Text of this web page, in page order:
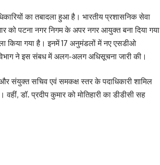
का तबादला हुआ है। भारतीय प्रशासनिक सेवा
पटना नगर निगम के अपर नगर आयुक्त बना दिया गया
किया गया है। इनमें 17 अनुमंडलों में नए एसडीओ
ने इस संबध में अलग-अलग अधिसूचना जारी की।
संयुक्त सचिव एवं समकक्ष स्तर के पदाधिकारी शामिल
डॉ. प्रदीप कुमार को मोतिहारी का डीडीसी सह